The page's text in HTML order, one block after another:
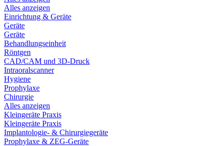
Alles anzeigen
Einrichtung & Geräte
Geräte
Geräte
Behandlungseinheit
Röntgen
CAD/CAM und 3D-Druck
Intraoralscanner
Hygiene
Prophylaxe
Chirurgie
Alles anzeigen
Kleingeräte Praxis
Kleingeräte Praxis
Implantologie- & Chirurgiegeräte
Prophylaxe & ZEG-Geräte